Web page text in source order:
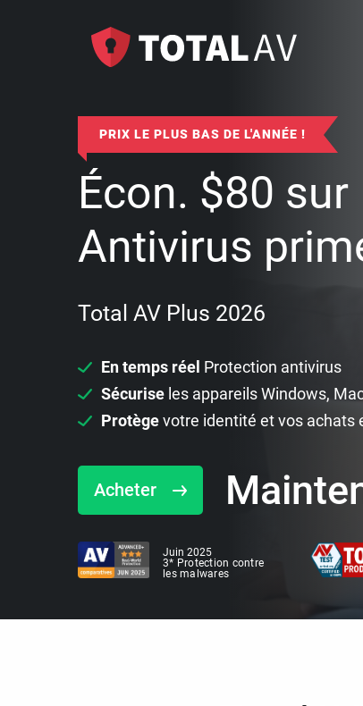
PRIX LE PLUS BAS DE L'ANNÉE !
Écon. $80 sur
Antivirus
Total AV Plus 2026
En temps réel Protection antivirus
Sécurise les appareils Windows,
Protègevotre identité et vos achats
Acheter
Juin 2025
3* Protection contre
les malwares